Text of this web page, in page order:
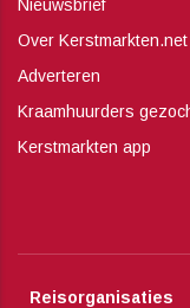
Nieuwsbrief
Over Kerstmarkten.net
Adverteren
Kraamhuurders
Kerstmarkten app
Reisorganisaties